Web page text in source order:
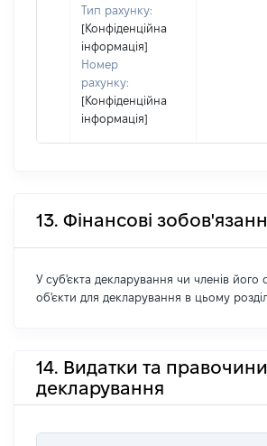
Тип рахунку:
[Конфіденційна
інформація]
Номер
рахунку:
[Конфіденційна
інформація]
13. Фінансові
У суб'єкта декларування чи членів його
об'єкти для декларування в цьому
14. Видатки та
декларування